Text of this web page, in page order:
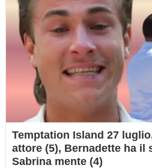
Temptation Island 27
attore (5), Bernadette ha il
Sabrina mente (4)